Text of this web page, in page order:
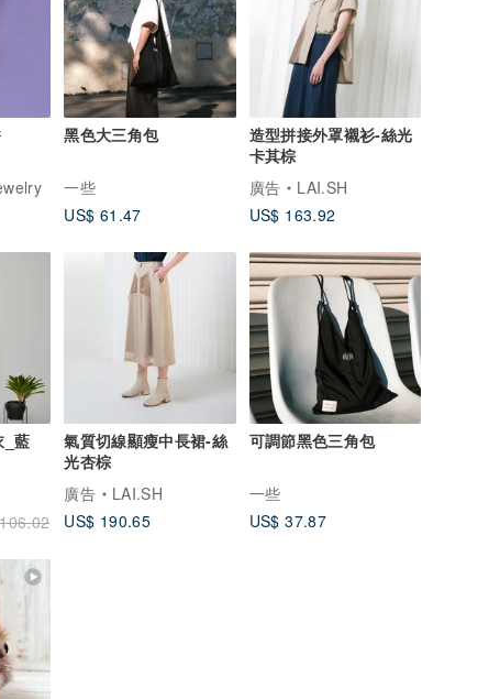
黑色大三角包
一些
US$ 61.47
造型拼接外罩襯衫-絲光
卡其棕
廣告
LAI.SH
US$ 163.92
_藍
氣質切線顯瘦中長裙-絲
光杏棕
廣告
LAI.SH
US$ 190.65
可調節黑色三角包
一些
US$ 37.87